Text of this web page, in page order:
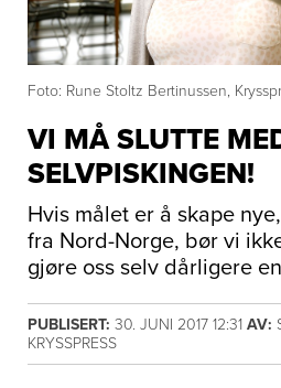
Foto: Rune Stoltz Bertinussen,
VI MÅ SLUTTE
SELVPISKINGEN!
Hvis målet er å skape
fra Nord-Norge, bør vi
gjøre oss selv dårligere
PUBLISERT: 30. JUNI 2017 12:31 AV:
KRYSSPRESS